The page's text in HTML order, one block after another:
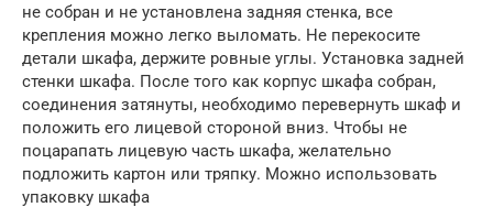
не собран и не установлена задняя стенка, все
крепления можно легко выломать. Не перекосите
детали шкафа, держите ровные углы. Установка задней
стенки шкафа. После того как корпус шкафа собран,
соединения затянуты, необходимо перевернуть шкаф и
положить его лицевой стороной вниз. Чтобы не
поцарапать лицевую часть шкафа, желательно
подложить картон или тряпку. Можно использовать
упаковку шкафа